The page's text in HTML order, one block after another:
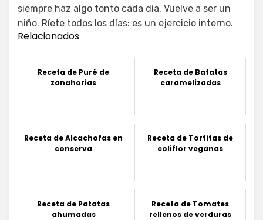
siempre haz algo tonto cada día. Vuelve a ser un
niño. Ríete todos los días: es un ejercicio interno.
Relacionados
Receta de Puré de
zanahorias
Receta de Batatas
caramelizadas
Receta de Alcachofas en
conserva
Receta de Tortitas de
coliflor veganas
Receta de Patatas
ahumadas
Receta de Tomates
rellenos de verduras